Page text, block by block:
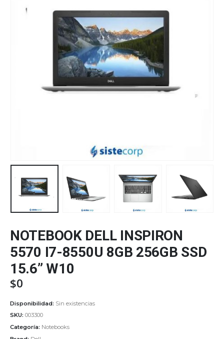
NOTEBOOK DELL INSPIRON
5570 I7-8550U 8GB 256GB SSD
15.6” W10
$0
Disponibilidad: Sin existencias
SKU: 003300
Categoría: Notebooks